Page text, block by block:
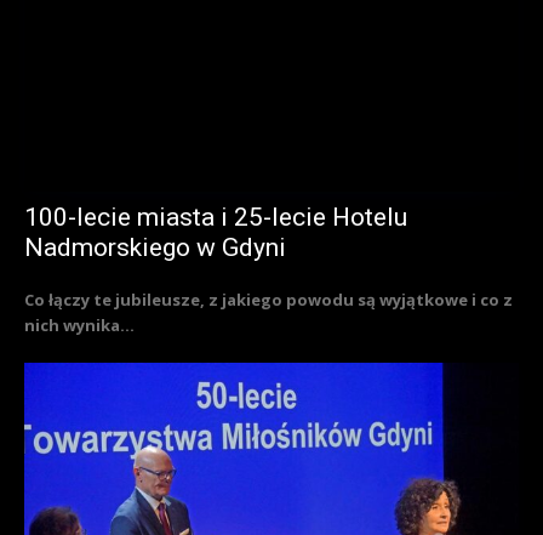
100-lecie miasta i 25-lecie Hotelu
Nadmorskiego w Gdyni
Co łączy te jubileusze, z jakiego powodu są wyjątkowe i co z
nich wynika...